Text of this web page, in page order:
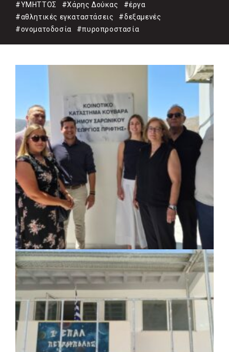
#ΥΜΗΤΤΟΣ
#Χάρης Δούκας
#έργα
#αθλητικές εγκαταστάσεις
#δεξαμενές
#ονοματοδοσία
#πυροπροστασία
ΚΟΙΝΩΝΙΑ | 07/08/2026 · 18:01
Το Δημοτικό Κατάστημα Κουβαρά φέρει
πλέον το όνομα «Γεώργιος Πρίφτης»